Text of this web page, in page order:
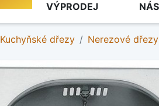
VÝPRODEJ
NÁS
Kuchyňské dřezy Nerezové dřezy